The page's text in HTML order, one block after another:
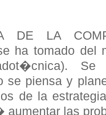
DE LA
ha tomado del
se piensa y
de la
aumentar las